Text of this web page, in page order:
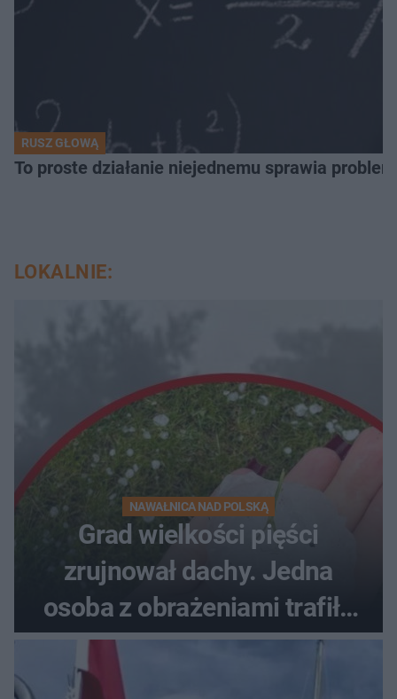
RUSZ GŁOWĄ
To proste działanie niejednemu sprawia
LOKALNIE:
NAWAŁNICA NAD POLSKĄ
Grad wielkości pięści
zrujnował dachy. Jedna
osoba z obrażeniami trafiła
do szpitala